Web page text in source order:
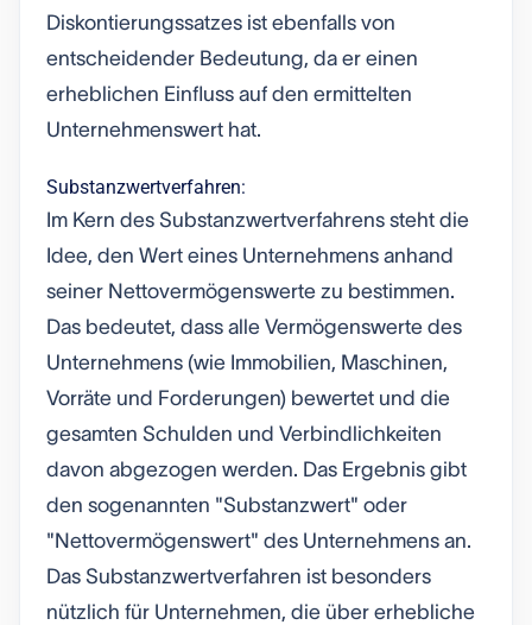
Diskontierungssatzes ist ebenfalls von
entscheidender Bedeutung, da er einen
erheblichen Einfluss auf den ermittelten
Unternehmenswert hat.
Substanzwertverfahren:
Im Kern des Substanzwertverfahrens steht die
Idee, den Wert eines Unternehmens anhand
seiner Nettovermögenswerte zu bestimmen.
Das bedeutet, dass alle Vermögenswerte des
Unternehmens (wie Immobilien, Maschinen,
Vorräte und Forderungen) bewertet und die
gesamten Schulden und Verbindlichkeiten
davon abgezogen werden. Das Ergebnis gibt
den sogenannten "Substanzwert" oder
"Nettovermögenswert" des Unternehmens an.
Das Substanzwertverfahren ist besonders
nützlich für Unternehmen, die über erhebliche